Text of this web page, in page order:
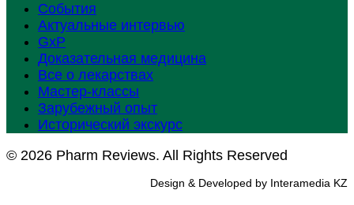
События
Актуальные интервью
GxP
Доказательная медицина
Все о лекарствах
Мастер-классы
Зарубежный опыт
Исторический экскурс
© 2026 Pharm Reviews. All Rights Reserved
Design & Developed by Interamedia KZ